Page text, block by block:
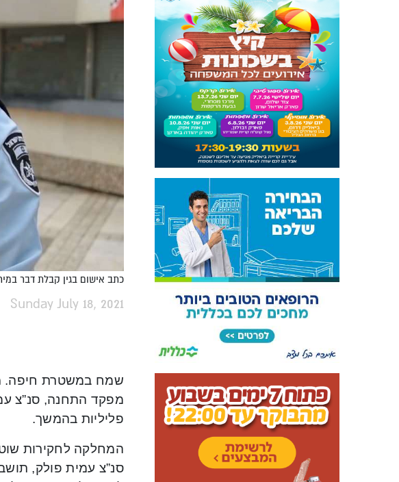
כתב אישום בגין קבלת דבר
Sunday July 18, 2021
שמח במשטרת חיפה.
מפקד התחנה, סנ”צ
פליליות בהמשך.
המחלקה לחקירות